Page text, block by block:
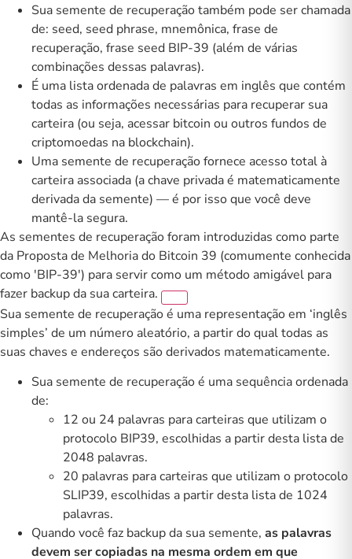
Sua semente de recuperação também pode ser chamada
de: seed, seed phrase, mnemônica, frase de
recuperação, frase seed BIP-39 (além de várias
combinações dessas palavras).
É uma lista ordenada de palavras em inglês que contém
todas as informações necessárias para recuperar sua
carteira (ou seja, acessar bitcoin ou outros fundos de
criptomoedas na blockchain).
Uma semente de recuperação fornece acesso total à
carteira associada (a chave privada é matematicamente
derivada da semente) — é por isso que você deve
mantê-la segura.
As sementes de recuperação foram introduzidas como parte
da Proposta de Melhoria do Bitcoin 39 (comumente conhecida
como 'BIP-39') para servir como um método amigável para
fazer backup da sua carteira.
Sua semente de recuperação é uma representação em ‘inglês
simples’ de um número aleatório, a partir do qual todas as
suas chaves e endereços são derivados matematicamente.
Sua semente de recuperação é uma sequência ordenada
de:
12 ou 24 palavras para carteiras que utilizam o
protocolo BIP39, escolhidas a partir desta lista de
2048 palavras.
20 palavras para carteiras que utilizam o protocolo
SLIP39, escolhidas a partir desta lista de 1024
palavras.
Quando você faz backup da sua semente, as palavras
devem ser copiadas na mesma ordem em que